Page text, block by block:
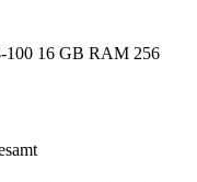
100 16 GB RAM 256